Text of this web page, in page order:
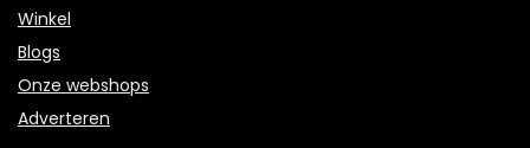
Winkel
Blogs
Onze webshops
Adverteren